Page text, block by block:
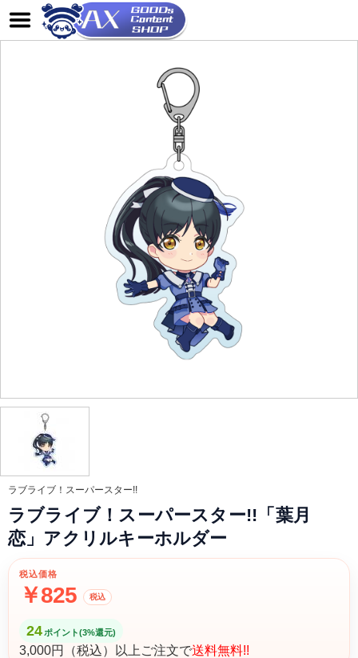
ラブライブ！スーパースター!!
ラブライブ！スーパースター!!「葉月
恋」アクリルキーホルダー
税込価格
￥825 税込
24 ポイント(3%還元)
3,000円（税込）以上ご注文で送料無料!!